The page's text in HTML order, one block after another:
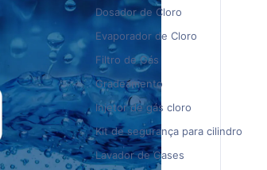
Dosador de Cloro
Evaporador de Cloro
Filtro de Gás
Gradeamento
Injetor de gás cloro
Kit de segurança para cilindro
Lavador de Gases